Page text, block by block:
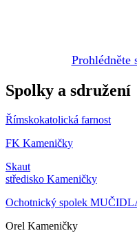
Prohlédněte
Spolky a sdružení
Římskokatolická farnost
FK Kameničky
Skaut
středisko Kameničky
Ochotnický spolek
Orel Kameničky